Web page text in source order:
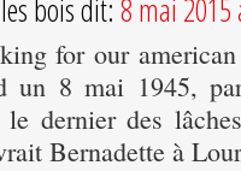
bois dit: 8 mai 2015
for our
un 8 mai 1945,
le dernier des
Bernadette à